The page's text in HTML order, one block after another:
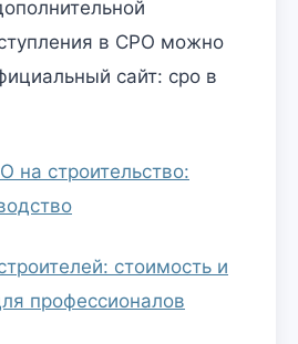
в СРО можно
сайт: сро в
на строительство:
стоимость и
профессионалов